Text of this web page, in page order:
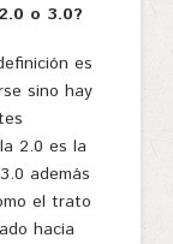
o 3.0?
es
sino hay
2.0 es la
además
el trato
hacia